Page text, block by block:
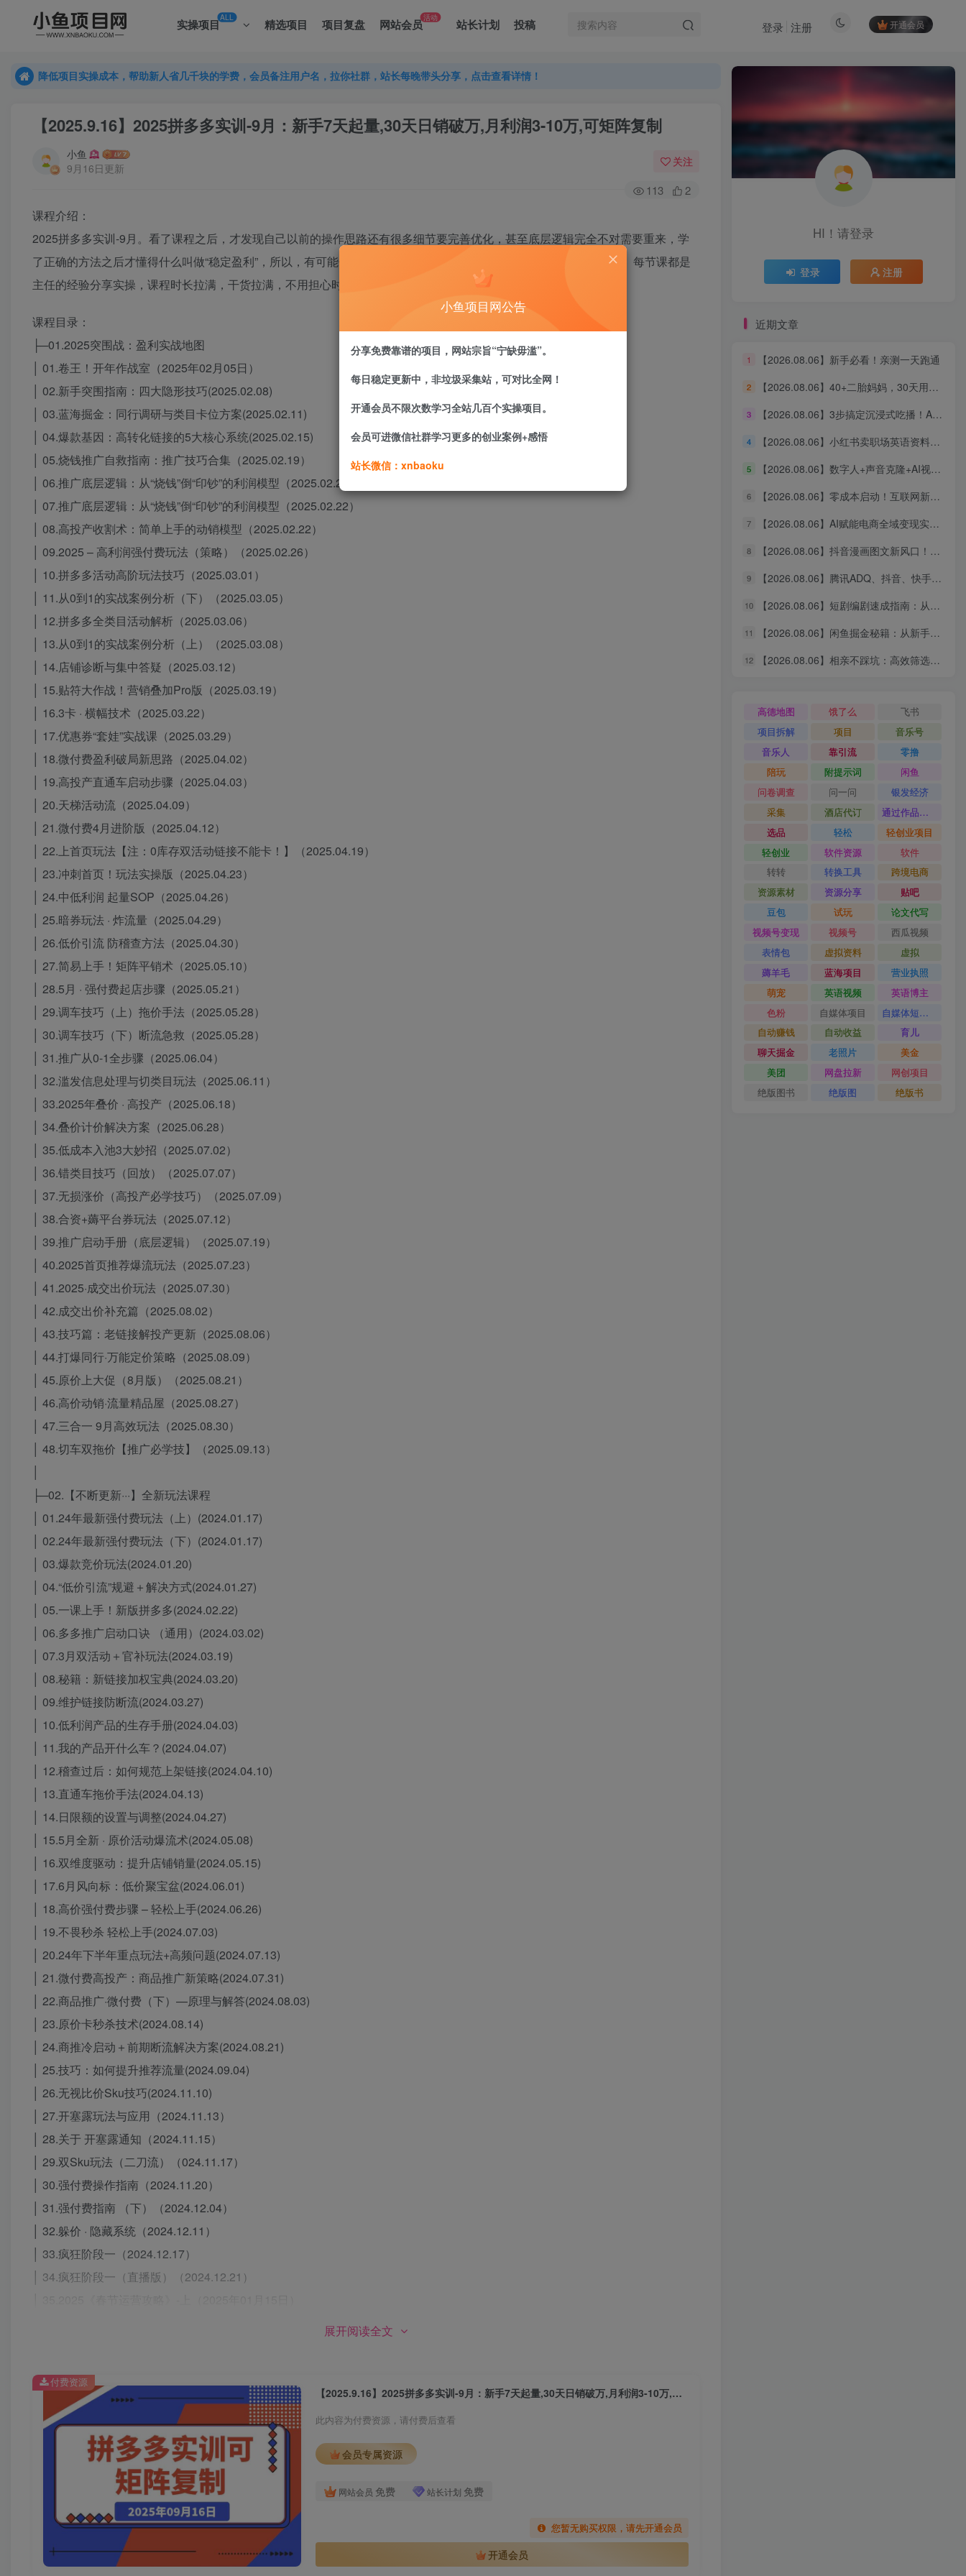
实操项目ALL 精选项目 项目复盘 网站会员活动 站长计划 投稿 开通会员
登录 注册
降低项目实操成本，帮助新人省几千块的学费，会员备注用户名，拉你社群，站长每晚带头分享，点击查看详情！
降低项目实操成本，帮助新人省几千块的学费，会员备注用户名，拉你社群，站长每晚带头分享，点击查看详情！
【2025.9.16】2025拼多多实训-9月：新手7天起量,30天日销破万,月利润3-10万,可矩阵复制
小鱼
9月16日更新
关注
113 2
课程介绍：
2025拼多多实训-9月。看了课程之后，才发现自己以前的操作思路还有很多细节要完善优化，甚至底层逻辑完全不对需要重来，学
了正确的方法之后才懂得什么叫做“稳定盈利”，所以，有可能你觉得“会”并不是真正的会，这也就是你碰到瓶颈的原因。每节课都是
主任的经验分享实操，课程时长拉满，干货拉满，不用担心时长问题，你想学的时候，肯定学的会的。
课程目录：
├─01.2025突围战：盈利实战地图
│ 01.卷王！开年作战室（2025年02月05日）
│ 02.新手突围指南：四大隐形技巧(2025.02.08)
│ 03.蓝海掘金：同行调研与类目卡位方案(2025.02.11)
│ 04.爆款基因：高转化链接的5大核心系统(2025.02.15)
│ 05.烧钱推广自救指南：推广技巧合集（2025.02.19）
│ 06.推广底层逻辑：从“烧钱”倒“印钞”的利润模型（2025.02.21）
│ 07.推广底层逻辑：从“烧钱”倒“印钞”的利润模型（2025.02.22）
│ 08.高投产收割术：简单上手的动销模型（2025.02.22）
│ 09.2025 – 高利润强付费玩法（策略）（2025.02.26）
│ 10.拼多多活动高阶玩法技巧（2025.03.01）
│ 11.从0到1的实战案例分析（下）（2025.03.05）
│ 12.拼多多全类目活动解析（2025.03.06）
│ 13.从0到1的实战案例分析（上）（2025.03.08）
│ 14.店铺诊断与集中答疑（2025.03.12）
│ 15.贴符大作战！营销叠加Pro版（2025.03.19）
│ 16.3卡 · 横幅技术（2025.03.22）
│ 17.优惠券“套娃”实战课（2025.03.29）
│ 18.微付费盈利破局新思路（2025.04.02）
│ 19.高投产直通车启动步骤（2025.04.03）
│ 20.天梯活动流（2025.04.09）
│ 21.微付费4月进阶版（2025.04.12）
│ 22.上首页玩法【注：0库存双活动链接不能卡！】（2025.04.19）
│ 23.冲刺首页！玩法实操版（2025.04.23）
│ 24.中低利润 起量SOP（2025.04.26）
│ 25.暗券玩法 · 炸流量（2025.04.29）
│ 26.低价引流 防稽查方法（2025.04.30）
│ 27.简易上手！矩阵平销术（2025.05.10）
│ 28.5月 · 强付费起店步骤（2025.05.21）
│ 29.调车技巧（上）拖价手法（2025.05.28）
│ 30.调车技巧（下）断流急救（2025.05.28）
│ 31.推广从0-1全步骤（2025.06.04）
│ 32.滥发信息处理与切类目玩法（2025.06.11）
│ 33.2025年叠价 · 高投产（2025.06.18）
│ 34.叠价计价解决方案（2025.06.28）
│ 35.低成本入池3大妙招（2025.07.02）
│ 36.错类目技巧（回放）（2025.07.07）
│ 37.无损涨价（高投产必学技巧）（2025.07.09）
│ 38.合资+薅平台券玩法（2025.07.12）
│ 39.推广启动手册（底层逻辑）（2025.07.19）
│ 40.2025首页推荐爆流玩法（2025.07.23）
│ 41.2025·成交出价玩法（2025.07.30）
│ 42.成交出价补充篇（2025.08.02）
│ 43.技巧篇：老链接解投产更新（2025.08.06）
│ 44.打爆同行·万能定价策略（2025.08.09）
│ 45.原价上大促（8月版）（2025.08.21）
│ 46.高价动销·流量精品屋（2025.08.27）
│ 47.三合一 9月高效玩法（2025.08.30）
│ 48.切车双拖价【推广必学技】（2025.09.13）
├─02.【不断更新···】全新玩法课程
│ 01.24年最新强付费玩法（上）(2024.01.17)
│ 02.24年最新强付费玩法（下）(2024.01.17)
│ 03.爆款竞价玩法(2024.01.20)
│ 04.“低价引流”规避＋解决方式(2024.01.27)
│ 05.一课上手！新版拼多多(2024.02.22)
│ 06.多多推广启动口诀 （通用）(2024.03.02)
│ 07.3月双活动＋官补玩法(2024.03.19)
│ 08.秘籍：新链接加权宝典(2024.03.20)
│ 09.维护链接防断流(2024.03.27)
│ 10.低利润产品的生存手册(2024.04.03)
│ 11.我的产品开什么车？(2024.04.07)
│ 12.稽查过后：如何规范上架链接(2024.04.10)
│ 13.直通车拖价手法(2024.04.13)
│ 14.日限额的设置与调整(2024.04.27)
│ 15.5月全新 · 原价活动爆流术(2024.05.08)
│ 16.双维度驱动：提升店铺销量(2024.05.15)
│ 17.6月风向标：低价聚宝盆(2024.06.01)
│ 18.高价强付费步骤 – 轻松上手(2024.06.26)
│ 19.不畏秒杀 轻松上手(2024.07.03)
│ 20.24年下半年重点玩法+高频问题(2024.07.13)
│ 21.微付费高投产：商品推广新策略(2024.07.31)
│ 22.商品推广·微付费（下）—原理与解答(2024.08.03)
│ 23.原价卡秒杀技术(2024.08.14)
│ 24.商推冷启动＋前期断流解决方案(2024.08.21)
│ 25.技巧：如何提升推荐流量(2024.09.04)
│ 26.无视比价Sku技巧(2024.11.10)
│ 27.开塞露玩法与应用（2024.11.13）
│ 28.关于 开塞露通知（2024.11.15）
│ 29.双Sku玩法（二刀流）（024.11.17）
│ 30.强付费操作指南（2024.11.20）
│ 31.强付费指南 （下）（2024.12.04）
│ 32.躲价 · 隐藏系统（2024.12.11）
│ 33.疯狂阶段一（2024.12.17）
│ 34.疯狂阶段一（直播版）（2024.12.21）
│ 01.应季爆品·3步爆单口诀(2024.09.18)
│ 02.速成：洗不死的Sku(2024.09.21)
│ 03.1课掌握：3步学全店数据(2024.09.25)
│ 04.全新·微付费2套必学指南(2024.09.28)
│ 05.学同行的玩法！干他的链接(2024.10.09)
│ 06.临时10月12日 双活动突发解决方式（2024.10.12）
│ 07.我的链接——黄总都得下一单（2024.10.12）
│ 08.最新！原价砍大树【冲刺双十一】（2024.10.16）
展开阅读全文
【2025.9.16】2025拼多多实训-9月：新手7天起量,30天日销破万,月利润3-10万,可矩阵复制
此内容为付费资源，请付费后查看
会员专属资源
网站会员 免费 站长计划 免费
您暂无购买权限，请先开通会员
开通会员
付费资源
HI！请登录
登录 注册
近期文章
1 【2026.08.06】新手必看！亲测一天跑通
2 【2026.08.06】40+二胎妈妈，30天用AI搭建知识体系，从0启动3条“生产线”，涨粉2000+，一人公司实现自动运转（深度复盘）
3 【2026.08.06】3步搞定沉浸式吃播！AI无线画布保姆级教程，手把手教你轻松出片
4 【2026.08.06】小红书卖职场英语资料，单价39.8却狂销2万+，零基础新手也能轻松复制
5 【2026.08.06】数字人+声音克隆+AI视频生成，零基础玩转口播智能体全流程实战
6 【2026.08.06】零成本启动！互联网新个体创业全攻略：商业思维×流量实战×个人品牌，从小白到变现闭环
7 【2026.08.06】AI赋能电商全域变现实战指南｜多平台无人运营、智能工具应用、供应链合规与全链路盈利闭环系统课
8 【2026.08.06】抖音漫画图文新风口！10分钟快速出片，稳定获取创作者收益
9 【2026.08.06】腾讯ADQ、抖音、快手、B站全平台广告实操课：投手手把手教你稳定变现，拆解出单全流程
10 【2026.08.06】短剧编剧速成指南：从AI写剧指令到过稿投稿，全流程实操教学
11 【2026.08.06】闲鱼掘金秘籍：从新手到月入过万的实战全攻略，选品定价一网打尽
12 【2026.08.06】相亲不踩坑：高效筛选靠谱对象的实操指南，避开短择与利己型陷阱
高德地图 饿了么
飞书
项目拆解
项目
音乐号
音乐人
靠引流
零撸
陪玩
附提示词
闲鱼
问卷调查
问一问
银发经济
采集
酒店代订
通过作品流量
选品
轻松
轻创业项目
轻创业
软件资源
软件
转转
转换工具
跨境电商
资源素材
资源分享
贴吧
豆包
试玩
论文代写
视频号变现
视频号
西瓜视频
表情包
虚拟资料
虚拟
薅羊毛
蓝海项目
营业执照
萌宠
英语视频
英语博主
色粉
自媒体项目
自媒体短视频
自动赚钱
自动收益
育儿
聊天掘金
老照片
美金
美团
网盘拉新
网创项目
绝版图书
绝版图 绝版书
HI！请登录
登录 注册
创业者的第一个付费社群
1 【2026.08.06】新手必看！亲测一天跑通
2 【2026.08.06】40+二胎妈妈，30天用AI搭建知识体系，从0启动3条“生产线”，涨粉2000+，一人公司实现自动运转（深度复盘）
3 【2026.08.06】3步搞定沉浸式吃播！AI无线画布保姆级教程，手把手教你轻松出片
4 【2026.08.06】小红书卖职场英语资料，单价39.8却狂销2万+，零基础新手也能轻松复制
5 【2026.08.06】数字人+声音克隆+AI视频生成，零基础玩转口播智能体全流程实战
6 【2026.08.06】零成本启动！互联网新个体创业全攻略：商业思维×流量实战×个人品牌，从小白到变现闭环
【2026.08.06】抖音漫画图文新风口！10分钟快速出片，稳定获取创作者收益
【2026.08.06】腾讯ADQ、抖音、快手、B站全平台广告实操课：投手手把手教你稳定变现，拆解出单全流程
【2026.08.06】短剧编剧速成指南：从AI写剧指令到过稿投稿，全流程实操教学
【2026.08.06】闲鱼掘金秘籍：从新手到月入过万的实战全攻略，选品定价一网打尽
【2026.08.06】相亲不踩坑：高效筛选靠谱对象的实操指南，避开短择与利己型陷阱
小鱼项目网公告
分享免费靠谱的项目，网站宗旨“宁缺毋滥”。
每日稳定更新中，非垃圾采集站，可对比全网！
开通会员不限次数学习全站几百个实操项目。
会员可进微信社群学习更多的创业案例+感悟
站长微信：xnbaoku